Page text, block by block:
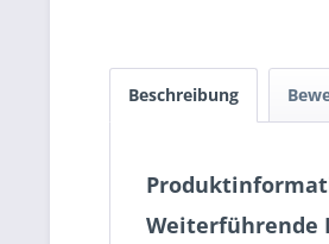
Beschreibung
Weiterführende